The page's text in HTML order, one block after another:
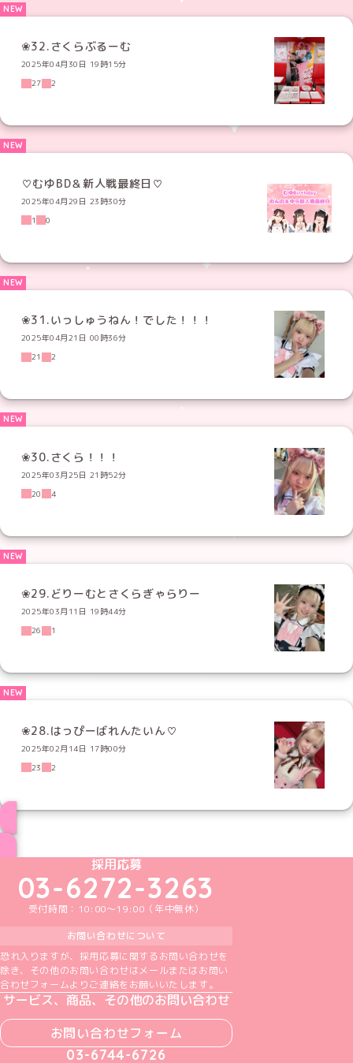
❀32.さくらぶるーむ
2025年04月30日 19時15分
27
2
♡むゆBD＆新人戦最終日♡
2025年04月29日 23時30分
1
0
❀31.いっしゅうねん！でした！！！
2025年04月21日 00時36分
21
2
❀30.さくら！！！
2025年03月25日 21時52分
20
4
❀29.どりーむとさくらぎゃらりー
2025年03月11日 19時44分
26
1
❀28.はっぴーばれんたいん♡
2025年02月14日 17時00分
23
2
めいどりーみんTikTok公式アカウント
めいどりーみんX公式アカウント
めいどりーみんInstagram公式アカウント
めいどりーみんFacebook公式アカウン
めいどりーみんYouTube公式アカ
採用応募
03-6272-3263
受付時間：10:00～19:00（年中無休）
お問い合わせについて
恐れ入りますが、採用応募に関するお問い合わせを
除き、その他のお問い合わせはメールまたはお問い
合わせフォームよりご連絡をお願いいたします。
サービス、商品、その他のお問い合わせ
お問い合わせフォーム
03-6744-6726